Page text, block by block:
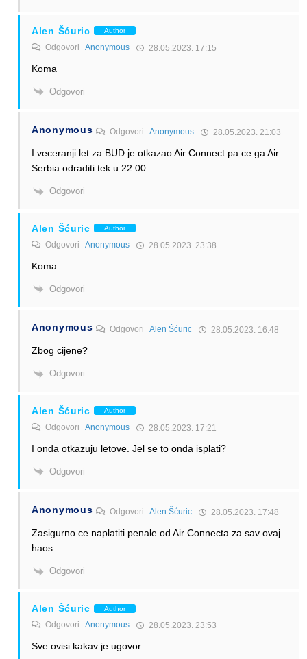
Alen Šćuric Author
Odgovori Anonymous 28.05.2023. 17:15
Koma
Odgovori
Anonymous OdgovoriAnonymous 28.05.2023. 21:03
I veceranji let za BUD je otkazao Air Connect pa ce ga Air
Serbia odraditi tek u 22:00.
Odgovori
Alen Šćuric Author
Odgovori Anonymous 28.05.2023. 23:38
Koma
Odgovori
Anonymous OdgovoriAlen Šćuric 28.05.2023. 16:48
Zbog cijene?
Odgovori
Alen Šćuric Author
Odgovori Anonymous 28.05.2023. 17:21
I onda otkazuju letove. Jel se to onda isplati?
Odgovori
Anonymous OdgovoriAlen Šćuric 28.05.2023. 17:48
Zasigurno ce naplatiti penale od Air Connecta za sav ovaj
haos.
Odgovori
Alen Šćuric Author
Odgovori Anonymous 28.05.2023. 23:53
Sve ovisi kakav je ugovor.